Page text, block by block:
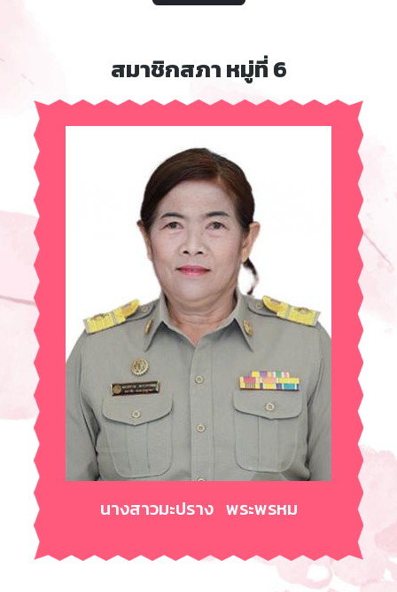
สมาชิกสภา หมู่ที่ 6
นางสาวมะปราง พระพรหม